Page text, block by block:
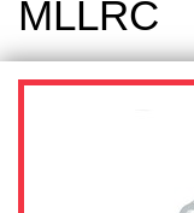
MLLRC